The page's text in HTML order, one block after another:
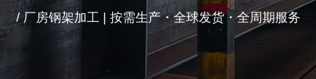
/ 厂房钢架加工 | 按需生产・全球发货・全周期服务